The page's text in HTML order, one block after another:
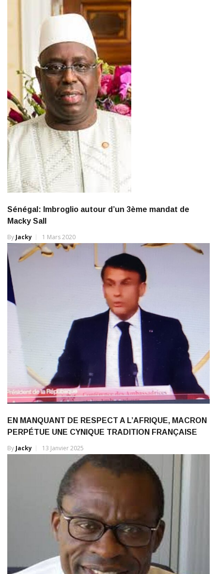
Sénégal: Imbroglio autour d’un 3ème mandat de
Macky Sall
By Jacky 1 Mars 2020
EN MANQUANT DE RESPECT A L’AFRIQUE, MACRON
PERPÉTUE UNE CYNIQUE TRADITION FRANÇAISE
By Jacky 13 Janvier 2025